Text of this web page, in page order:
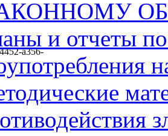
и отчеты